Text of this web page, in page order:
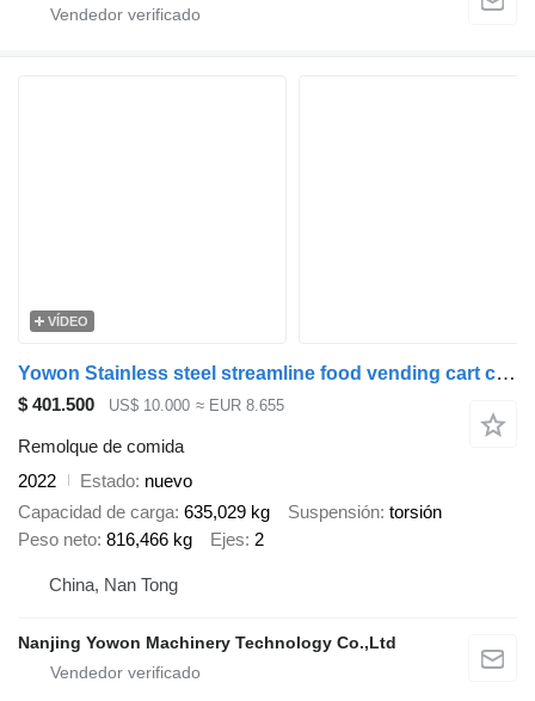
VÍDEO
Yowon Stainless steel streamline food vending cart concession food tra
$ 401.500 US$ 10.000 ≈ EUR 8.655
Remolque de comida
2022
Estado nuevo
Capacidad de carga 635,029 kg Suspensión torsión
Peso neto 816,466 kg Ejes 2
China, Nan Tong
Nanjing Yowon Machinery Technology Co.,Ltd